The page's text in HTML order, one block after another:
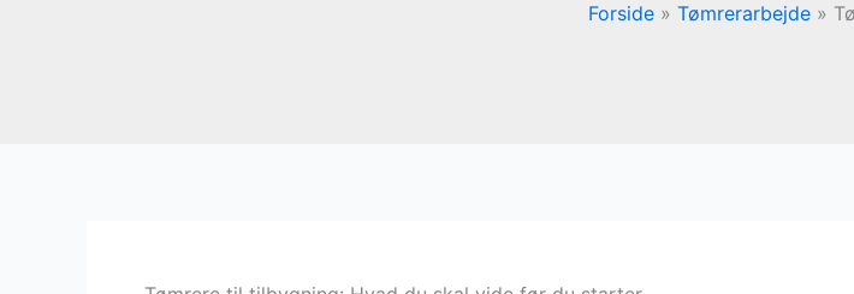
Forside
Tømrerarbejde